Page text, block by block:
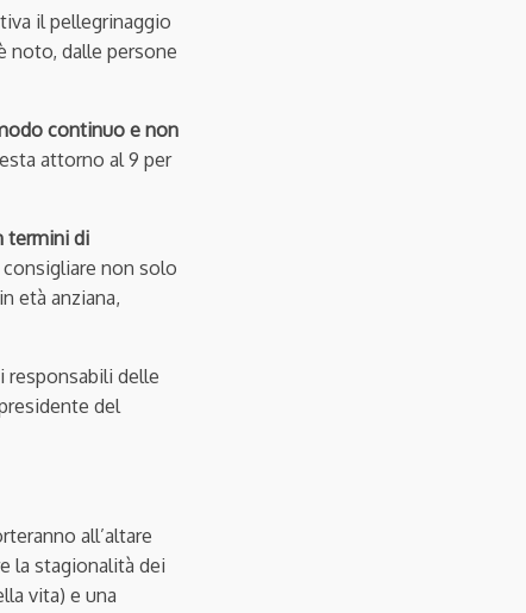
il pellegrinaggio
noto, dalle persone
continuo e non
attorno al 9 per
termini di
non solo
età anziana,
responsabili delle
del
all’altare
la stagionalità dei
vita) e una